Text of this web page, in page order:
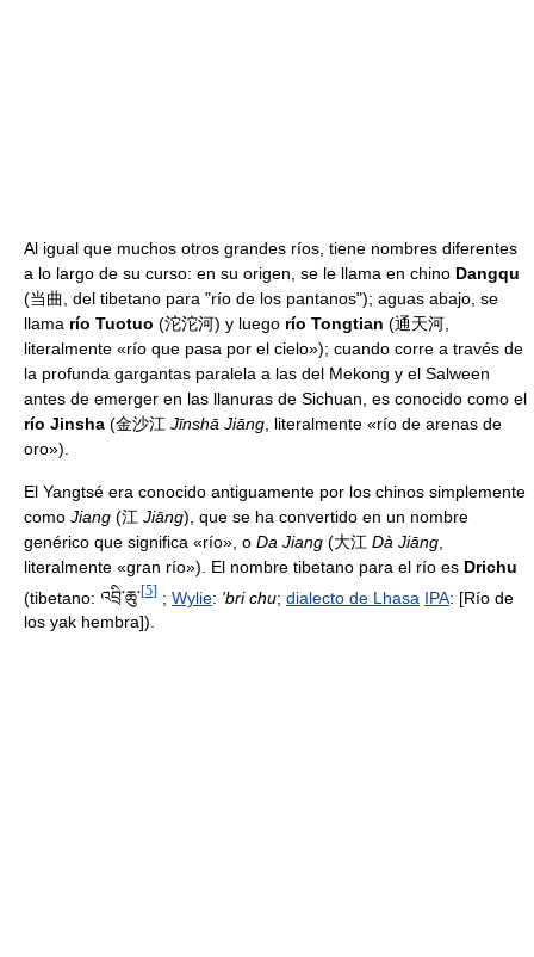
Al igual que muchos otros grandes ríos, tiene nombres diferentes
a lo largo de su curso: en su origen, se le llama en chino Dangqu
(当曲, del tibetano para "río de los pantanos"); aguas abajo, se
llama río Tuotuo (沱沱河) y luego río Tongtian (通天河,
literalmente «río que pasa por el cielo»); cuando corre a través de
la profunda gargantas paralela a las del Mekong y el Salween
antes de emerger en las llanuras de Sichuan, es conocido como el
río Jinsha (金沙江 Jīnshā Jiāng , literalmente «río de arenas de
oro»).
El Yangtsé era conocido antiguamente por los chinos simplemente
como Jiang (江 Jiāng), que se ha convertido en un nombre
genérico que significa «río», o Da Jiang (大江 Dà Jiāng
literalmente «gran río»). El nombre tibetano para el río es Drichu
(tibetano: འབྲི་ཆུ་ 5 ; Wylie: 'bri chu; dialecto de Lhasa IPA: [Río de
los yak hembra]).